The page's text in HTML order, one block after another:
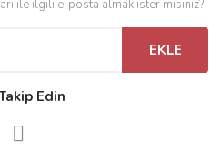
ile ilgili e-posta almak ister misiniz?
EKLE
Edin